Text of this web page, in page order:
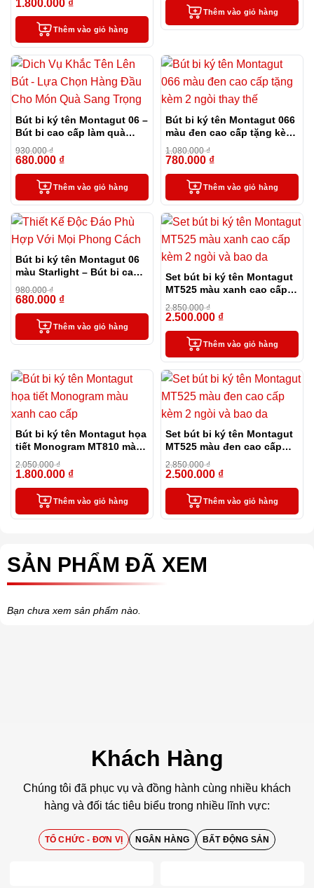
1.800.000 ₫
Thêm vào giỏ hàng
Thêm vào giỏ hàng
Bút bi ký tên Montagut 06 –
Bút bi cao cấp làm quà
tặng sếp
930.000₫
680.000 ₫
Thêm vào giỏ hàng
Bút bi ký tên Montagut 066
màu đen cao cấp tặng kèm
2 ngòi thay thế
1.080.000₫
780.000 ₫
Thêm vào giỏ hàng
Bút bi ký tên Montagut 06
màu Starlight – Bút bi cao
cấp làm quà tặng sếp
980.000₫
680.000 ₫
Thêm vào giỏ hàng
Set bút bi ký tên Montagut
MT525 màu xanh cao cấp
kèm 2 ngòi và bao da
2.850.000₫
2.500.000 ₫
Thêm vào giỏ hàng
Bút bi ký tên Montagut họa
tiết Monogram MT810 màu
xanh cao cấp
2.050.000₫
1.800.000 ₫
Thêm vào giỏ hàng
Set bút bi ký tên Montagut
MT525 màu đen cao cấp
kèm 2 ngòi và bao da
2.850.000₫
2.500.000 ₫
Thêm vào giỏ hàng
SẢN PHẨM ĐÃ XEM
Bạn chưa xem sản phẩm nào.
Khách Hàng
Chúng tôi đã phục vụ và đồng hành cùng nhiều khách
hàng và đối tác tiêu biểu trong nhiều lĩnh vực:
TỔ CHỨC - ĐƠN VỊ NGÂN HÀNG BẤT ĐỘNG SẢN